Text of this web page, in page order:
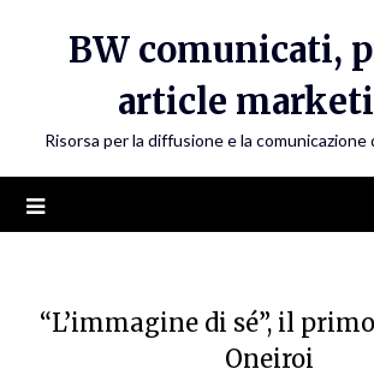
BW comunicati,
article
Risorsa per la diffusione e la comunicazione
“L’immagine di sé”, il
Oneiroi